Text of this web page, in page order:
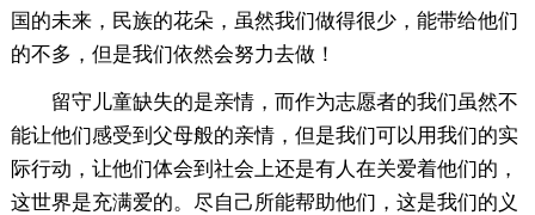
国的未来，民族的花朵，虽然我们做得很少，能带给他们
的不多，但是我们依然会努力去做！
留守儿童缺失的是亲情，而作为志愿者的我们虽然不
能让他们感受到父母般的亲情，但是我们可以用我们的实
际行动，让他们体会到社会上还是有人在关爱着他们的，
这世界是充满爱的。尽自己所能帮助他们，这是我们的义